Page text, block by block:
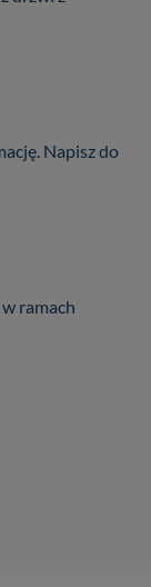
Napisz do
ramach